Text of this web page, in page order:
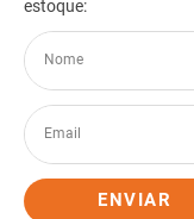
ENVIAR
10º